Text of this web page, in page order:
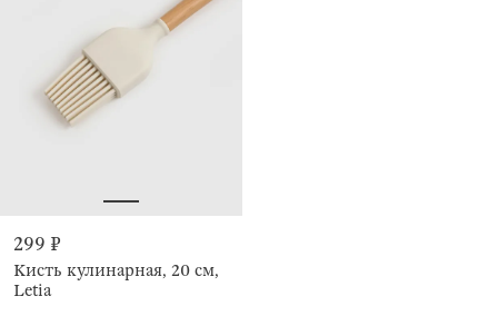
299 ₽
Кисть кулинарная, 20 см,
Letia